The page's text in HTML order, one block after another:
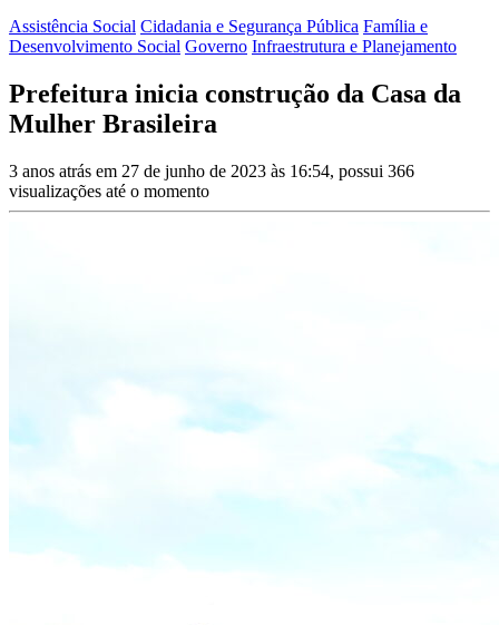
Assistência Social Cidadania e Segurança Pública Família e
Desenvolvimento Social Governo Infraestrutura e Planejamento
Prefeitura inicia construção da Casa da
Mulher Brasileira
3 anos atrás em 27 de junho de 2023 às 16:54, possui 366
visualizações até o momento